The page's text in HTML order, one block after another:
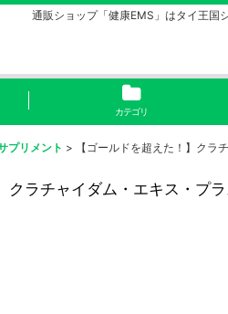
通販ショップ「健康EMS」はタイ王国
カテゴリ
プリメント > 【ゴールドを超えた！】クラ
クラチャイダム・エキス・プ